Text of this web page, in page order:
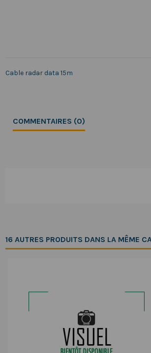
Cable radar data 15m
COMMENTAIRES (0)
16 AUTRES PRODUITS DANS LA MÊME